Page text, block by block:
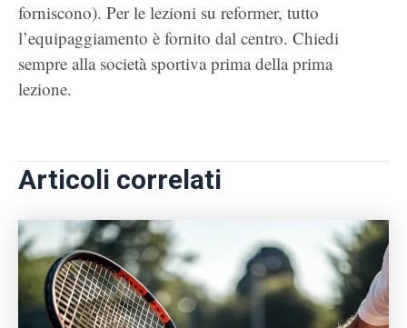
forniscono). Per le lezioni su reformer, tutto
l’equipaggiamento è fornito dal centro. Chiedi
sempre alla società sportiva prima della prima
lezione.
Articoli correlati